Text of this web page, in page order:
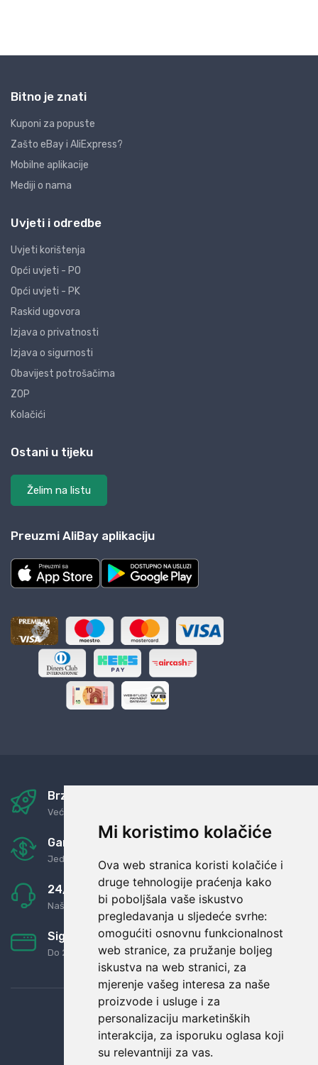
Mi koristimo kolačiće
Ova web stranica koristi kolačiće i
druge tehnologije praćenja kako
bi poboljšala vaše iskustvo
pregledavanja u sljedeće svrhe:
omogućiti osnovnu funkcionalnost
web stranice, za pružanje boljeg
iskustva na web stranici, za
mjerenje vašeg interesa za naše
proizvode i usluge i za
personalizaciju marketinških
interakcija, za isporuku oglasa koji
su relevantniji za vas.
Bitno je znati
Kuponi za popuste
Zašto eBay i AliExpress?
Mobilne aplikacije
Mediji o nama
Uvjeti i odredbe
Uvjeti korištenja
Opći uvjeti - PO
Opći uvjeti - PK
Raskid ugovora
Izjava o privatnosti
Izjava o sigurnosti
Obavijest potrošačima
ZOP
Kolačići
Ostani u tijeku
Želim na listu
Preuzmi AliBay aplikaciju
Brza i sigurna dostava
Već za nekoliko dana kod vas
Garancija u povrat novaca
Jednostavno pravilo: Roba za novac
24/7 odlična podrška
Naši agenti uvijek na raspolaganju
Sigurno obročno plaćanje
Do 24 rata bez kamata